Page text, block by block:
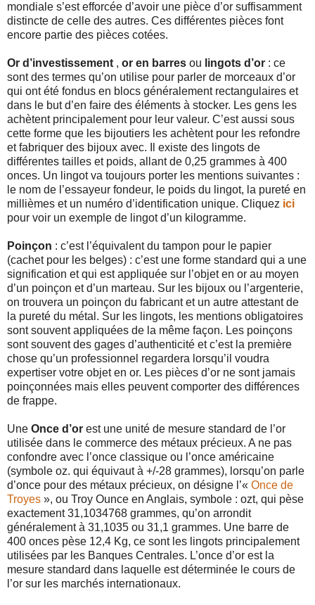
mondiale s’est efforcée d’avoir une pièce d’or suffisamment
distincte de celle des autres. Ces différentes pièces font
encore partie des pièces cotées.
Or d’investissement , or en barres ou lingots d’or : ce
sont des termes qu’on utilise pour parler de morceaux d’or
qui ont été fondus en blocs généralement rectangulaires et
dans le but d’en faire des éléments à stocker. Les gens les
achètent principalement pour leur valeur. C’est aussi sous
cette forme que les bijoutiers les achètent pour les refondre
et fabriquer des bijoux avec. Il existe des lingots de
différentes tailles et poids, allant de 0,25 grammes à 400
onces. Un lingot va toujours porter les mentions suivantes :
le nom de l’essayeur fondeur, le poids du lingot, la pureté en
millièmes et un numéro d’identification unique. Cliquez ici
pour voir un exemple de lingot d’un kilogramme.
Poinçon : c’est l’équivalent du tampon pour le papier
(cachet pour les belges) : c’est une forme standard qui a une
signification et qui est appliquée sur l’objet en or au moyen
d’un poinçon et d’un marteau. Sur les bijoux ou l’argenterie,
on trouvera un poinçon du fabricant et un autre attestant de
la pureté du métal. Sur les lingots, les mentions obligatoires
sont souvent appliquées de la même façon. Les poinçons
sont souvent des gages d’authenticité et c’est la première
chose qu’un professionnel regardera lorsqu’il voudra
expertiser votre objet en or. Les pièces d’or ne sont jamais
poinçonnées mais elles peuvent comporter des différences
de frappe.
Une Once d’or est une unité de mesure standard de l’or
utilisée dans le commerce des métaux précieux. A ne pas
confondre avec l’once classique ou l’once américaine
(symbole oz. qui équivaut à +/-28 grammes), lorsqu’on parle
d’once pour des métaux précieux, on désigne l’« Once de
Troyes », ou Troy Ounce en Anglais, symbole : ozt, qui pèse
exactement 31,1034768 grammes, qu’on arrondit
généralement à 31,1035 ou 31,1 grammes. Une barre de
400 onces pèse 12,4 Kg, ce sont les lingots principalement
utilisées par les Banques Centrales. L’once d’or est la
mesure standard dans laquelle est déterminée le cours de
l’or sur les marchés internationaux.